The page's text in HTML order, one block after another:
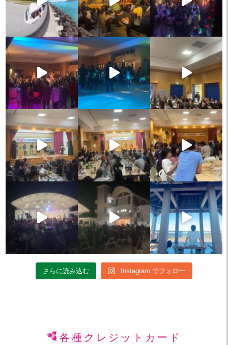
さらに読み込む Instagram でフォロー
各種クレジットカード